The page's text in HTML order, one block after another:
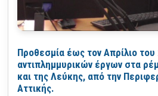
Προθεσμία έως τον Απρίλιο του
αντιπλημμυρικών έργων στα
και της Λεύκης, από την
Αττικής.